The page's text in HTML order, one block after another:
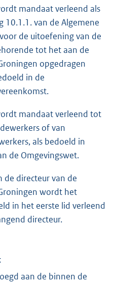
mandaat verleend als
10.1.1. van de Algemene
de uitoefening van de
tot het aan de
opgedragen
in de
mandaat verleend tot
of van
als bedoeld in
de Omgevingswet.
de directeur van de
wordt het
in het eerste lid verleend
directeur.
aan de binnen de